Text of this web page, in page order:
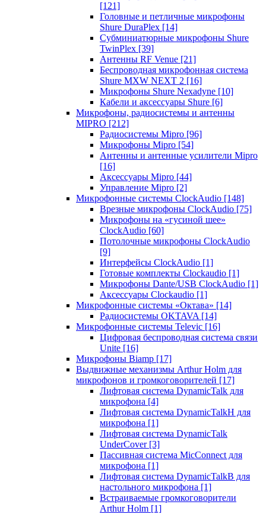
[121]
Головные и петличные микрофоны
Shure DuraPlex [14]
Субминиатюрные микрофоны Shure
TwinPlex [39]
Антенны RF Venue [21]
Беспроводная микрофонная система
Shure MXW NEXT 2 [16]
Микрофоны Shure Nexadyne [10]
Кабели и аксессуары Shure [6]
Микрофоны, радиосистемы и антенны
MIPRO [212]
Радиосистемы Mipro [96]
Микрофоны Mipro [54]
Антенны и антенные усилители Mipro
[16]
Аксессуары Mipro [44]
Управление Mipro [2]
Микрофонные системы ClockAudio [148]
Врезные микрофоны ClockAudio [75]
Микрофоны на «гусиной шее»
ClockAudio [60]
Потолочные микрофоны ClockAudio
[9]
Интерфейсы ClockAudio [1]
Готовые комплекты Clockaudio [1]
Микрофоны Dante/USB ClockAudio [1]
Аксессуары Clockaudio [1]
Микрофонные системы «Октава» [14]
Радиосистемы OKTAVA [14]
Микрофонные системы Televic [16]
Цифровая беспроводная система связи
Unite [16]
Микрофоны Biamp [17]
Выдвижные механизмы Arthur Holm для
микрофонов и громкоговорителей [17]
Лифтовая система DynamicTalk для
микрофона [4]
Лифтовая система DynamicTalkH для
микрофона [1]
Лифтовая система DynamicTalk
UnderCover [3]
Пассивная система MicConnect для
микрофона [1]
Лифтовая система DynamicTalkB для
настольного микрофона [1]
Встраиваемые громкоговорители
Arthur Holm [1]